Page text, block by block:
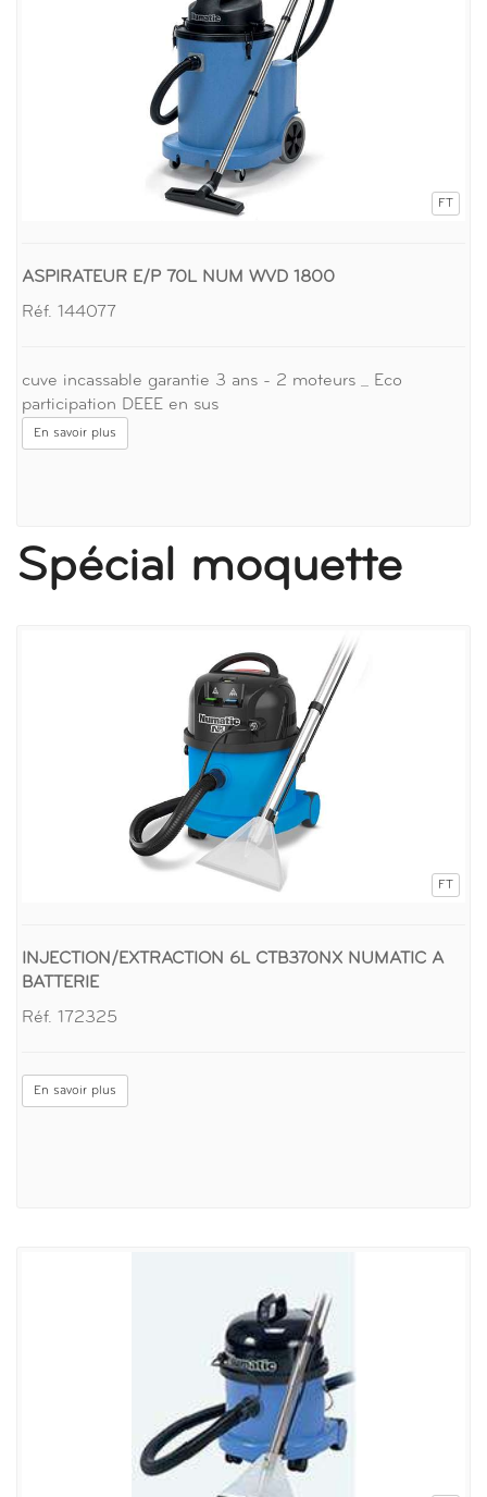
FT
ASPIRATEUR E/P 70L NUM WVD 1800
Réf. 144077
cuve incassable garantie 3 ans - 2 moteurs _ Eco
participation DEEE en sus
En savoir plus
Spécial moquette
FT
INJECTION/EXTRACTION 6L CTB370NX NUMATIC A
BATTERIE
Réf. 172325
En savoir plus